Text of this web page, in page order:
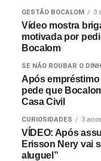
GESTÃO BOCALOM 3
Vídeo mostra
motivada por
Bocalom
SE NÃO ROUBAR O
Após
pede que
Casa Civil
CURIOSIDADES 3
VÍDEO: Após
Erisson Nery vai
aluguel”